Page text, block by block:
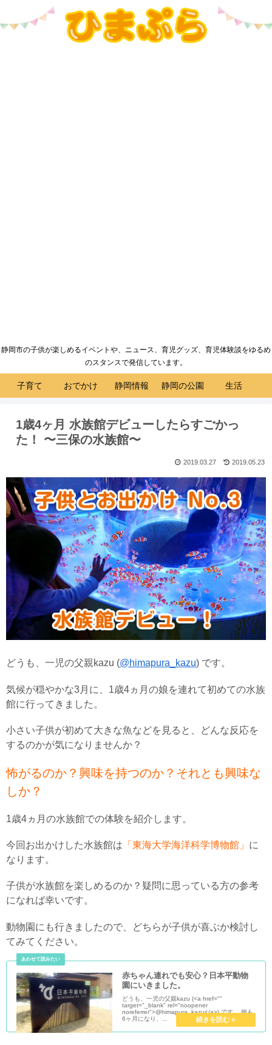
静岡市の子供が楽しめるイベントや、ニュース、育児グッズ、育児体験談をゆるめ
のスタンスで発信しています。
子育て おでかけ 静岡情報 静岡の公園 生活
1歳4ヶ月 水族館デビューしたらすごかっ
た！ 〜三保の水族館〜
2019.05.23
2019.03.27
どうも、一児の父親kazu (@himapura_kazu) です。
気候が穏やかな3月に、1歳4ヵ月の娘を連れて初めての水族
館に行ってきました。
小さい子供が初めて大きな魚などを見ると、どんな反応を
するのかが気になりませんか？
怖がるのか？興味を持つのか？それとも興味な
しか？
1歳4ヵ月の水族館での体験を紹介します。
今回お出かけした水族館は 「東海大学海洋科学博物館」 に
なります。
子供が水族館を楽しめるのか？疑問に思っている方の参考
になれば幸いです。
動物園にも行きましたので、どちらが子供が喜ぶか検討し
てみてください。
赤ちゃん連れでも安心？日本平動物
園にいきました。
どうも、一児の父親kazu (<a href=""
target="_blank" rel="noopener
noreferrer">@himapura_kazu</a>) です。 娘も
6ヶ月になり、...